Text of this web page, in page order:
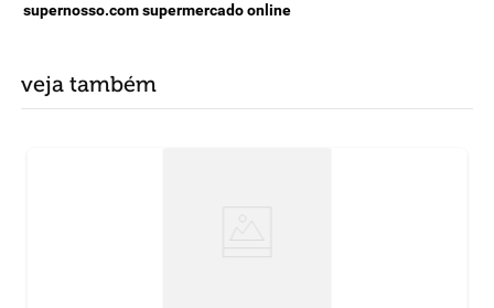
supernosso.com supermercado online
veja também